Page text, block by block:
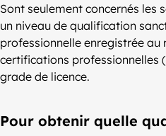
Sont seulement concernés les
un niveau de qualification
professionnelle enregistrée
certifications professionnelles
grade de licence.
Pour obtenir quelle